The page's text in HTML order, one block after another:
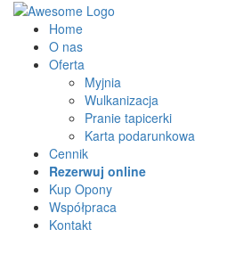
Home
O nas
Oferta
Myjnia
Wulkanizacja
Pranie tapicerki
Karta podarunkowa
Cennik
Rezerwuj online
Kup Opony
Współpraca
Kontakt